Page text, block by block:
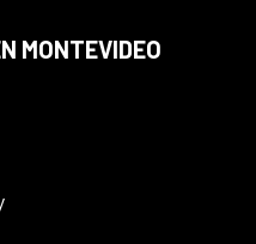
MONTEVIDEO